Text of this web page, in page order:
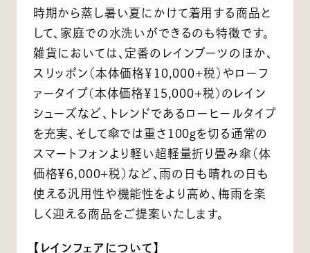
時期から蒸し暑い夏にかけて着用する商品と
して、家庭での水洗いができるのも特徴です。
雑貨においては、定番のレインブーツのほか、
スリッポン（本体価格￥10,000+税）やローフ
ァータイプ(本体価格￥15,000+税)のレイン
シューズなど、トレンドであるローヒールタイプ
を充実、そして傘では重さ100gを切る通常の
スマートフォンより軽い超軽量折り畳み傘（体
価格￥6,000+税）など、雨の日も晴れの日も
使える汎用性や機能性をより高め、梅雨を楽
しく迎える商品をご提案いたします。
【レインフェアについて】